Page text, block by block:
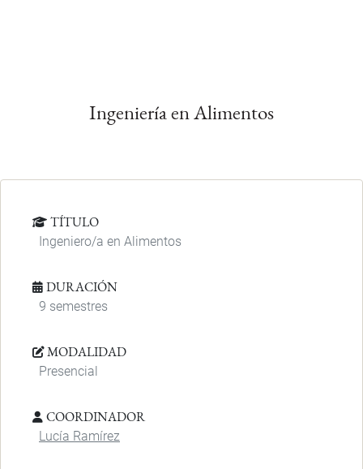
Ingeniería en Alimentos
TÍTULO
Ingeniero/a en Alimentos
DURACIÓN
9 semestres
MODALIDAD
Presencial
COORDINADOR
Lucía Ramírez